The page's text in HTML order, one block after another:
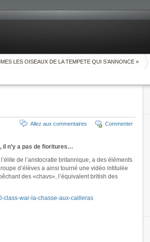
LES OISEAUX DE LA TEMPETE QUI S’ANNONCE »
Commenter
Allez aux commentaires
il n’y a pas de fioritures…
de l’aristocratie britannique, a des éléments
d’élèves a ainsi tourné une vidéo intitulée
des «chavs», l’équivalent british des
class-war-la-chasse-aux-cailleras